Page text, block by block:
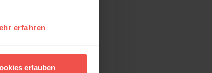
erfahren
erlauben